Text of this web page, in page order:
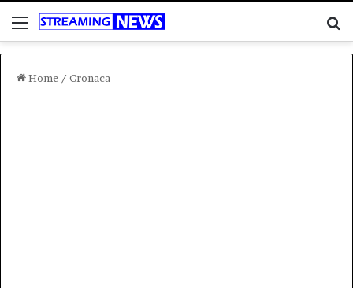
Menu
Home / Cronaca